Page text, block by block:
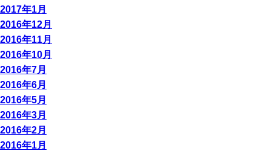
2017年1月
2016年12月
2016年11月
2016年10月
2016年7月
2016年6月
2016年5月
2016年3月
2016年2月
2016年1月